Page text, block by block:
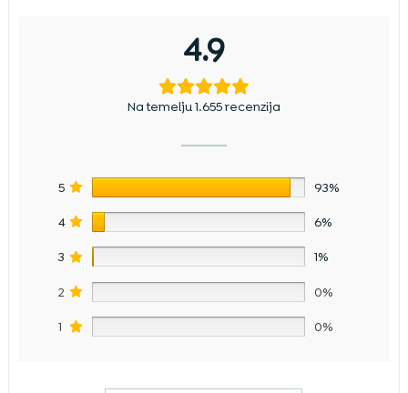
4.9
Na temelju 1.655 recenzija
5 93%
4 6%
3 1%
2 0%
1 0%